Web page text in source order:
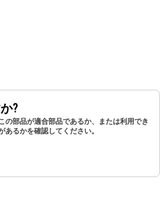
?
の部品が適合部品であるか、または利用でき
あるかを確認してください。